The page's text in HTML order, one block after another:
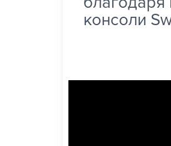
консоли